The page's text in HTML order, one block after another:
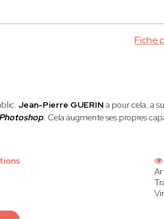
Fiche
Jean-Pierre GUERIN a pour cela, a
. Cela augmente ses propres